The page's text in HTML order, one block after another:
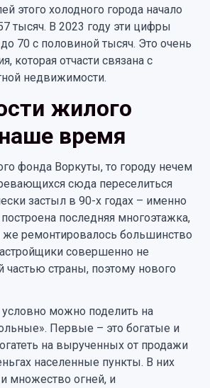
этого холодного города начало
тысяч. В 2023 году эти цифры
70 с половиной тысяч. Это очень
которая отчасти связана с
недвижимости.
жилого
время
фонда Воркуты, то городу нечем
сюда переселиться
застыл в 90-х годах – именно
последняя многоэтажка,
же ремонтировалось большинство
совершенно не
частью страны, поэтому нового
можно поделить на
Первые – это богатые и
на вырученных от продажи
населенные пункты. В них
множество огней, и